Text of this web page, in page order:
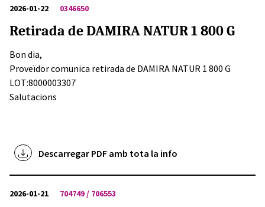
2026-01-22 0346650
Retirada de DAMIRA NATUR 1 800 G
Bon dia,
Proveïdor comunica retirada de DAMIRA NATUR 1 800 G
LOT:8000003307
Salutacions
Descarregar PDF amb tota la info
2026-01-21 704749 / 706553